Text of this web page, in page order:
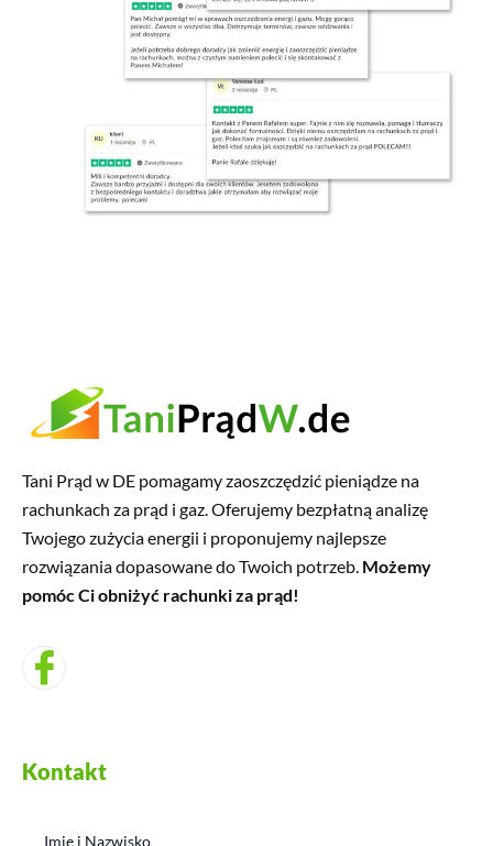
Tani Prąd w DE pomagamy zaoszczędzić pieniądze na
rachunkach za prąd i gaz. Oferujemy bezpłatną analizę
Twojego zużycia energii i proponujemy najlepsze
rozwiązania dopasowane do Twoich potrzeb. Możemy
pomóc Ci obniżyć rachunki za prąd!
Kontakt
Imię i Nazwisko